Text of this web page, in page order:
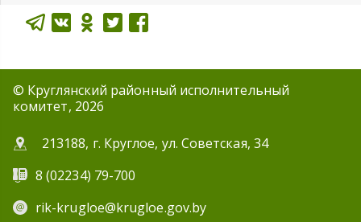
© Круглянский районный исполнительный
комитет, 2026
213188, г. Круглое, ул. Советская, 34
8 (02234) 79-700
rik-krugloe@krugloe.gov.by